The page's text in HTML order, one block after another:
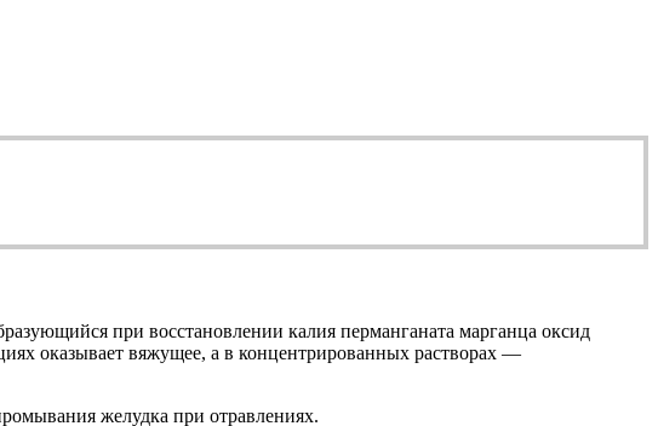
при восстановлении калия перманганата марганца оксид
оказывает вяжущее, а в концентрированных растворах —
желудка при отравлениях.